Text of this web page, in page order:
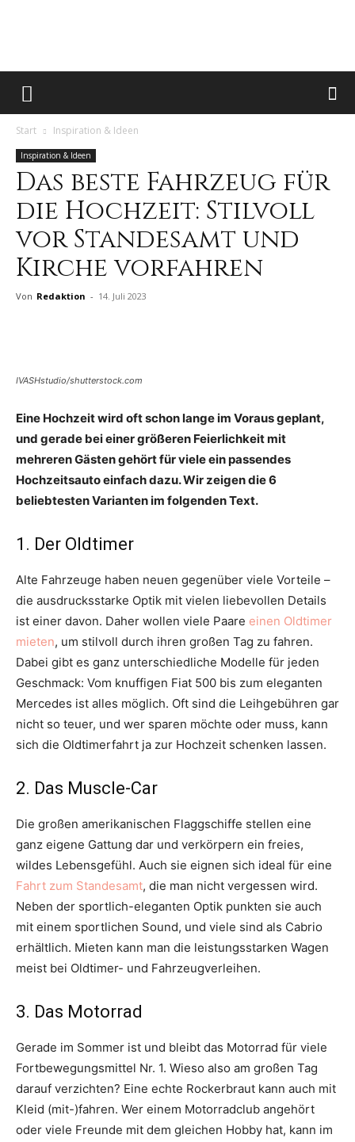
hochzeitstreff.de
Das
Start Inspiration & Ideen
Inspiration & Ideen
Das beste Fahrzeug für
die Hochzeit: Stilvoll
vor Standesamt und
Kirche vorfahren
Von Redaktion - 14. Juli 2023
IVASHstudio/shutterstock.com
Eine Hochzeit wird oft schon lange im Voraus geplant,
und gerade bei einer größeren Feierlichkeit mit
mehreren Gästen gehört für viele ein passendes
Hochzeitsauto einfach dazu. Wir zeigen die 6
beliebtesten Varianten im folgenden Text.
1. Der Oldtimer
Alte Fahrzeuge haben neuen gegenüber viele Vorteile –
die ausdrucksstarke Optik mit vielen liebevollen Details
ist einer davon. Daher wollen viele Paare einen Oldtimer
mieten, um stilvoll durch ihren großen Tag zu fahren.
Dabei gibt es ganz unterschiedliche Modelle für jeden
Geschmack: Vom knuffigen Fiat 500 bis zum eleganten
Mercedes ist alles möglich. Oft sind die Leihgebühren gar
nicht so teuer, und wer sparen möchte oder muss, kann
sich die Oldtimerfahrt ja zur Hochzeit schenken lassen.
2. Das Muscle-Car
Die großen amerikanischen Flaggschiffe stellen eine
ganz eigene Gattung dar und verkörpern ein freies,
wildes Lebensgefühl. Auch sie eignen sich ideal für eine
Fahrt zum Standesamt, die man nicht vergessen wird.
Neben der sportlich-eleganten Optik punkten sie auch
mit einem sportlichen Sound, und viele sind als Cabrio
erhältlich. Mieten kann man die leistungsstarken Wagen
meist bei Oldtimer- und Fahrzeugverleihen.
3. Das Motorrad
Gerade im Sommer ist und bleibt das Motorrad für viele
Fortbewegungsmittel Nr. 1. Wieso also am großen Tag
darauf verzichten? Eine echte Rockerbraut kann auch mit
Kleid (mit-)fahren. Wer einem Motorradclub angehört
oder viele Freunde mit dem gleichen Hobby hat, kann im